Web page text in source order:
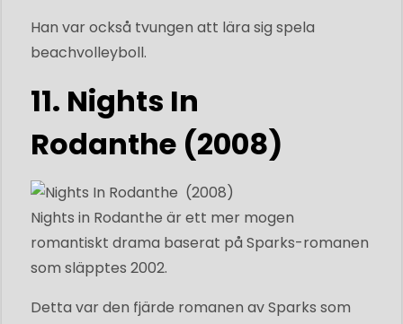
Han var också tvungen att lära sig spela
beachvolleyboll.
11. Nights In
Rodanthe (2008)
Nights in Rodanthe är ett mer mogen
romantiskt drama baserat på Sparks-romanen
som släpptes 2002.
Detta var den fjärde romanen av Sparks som